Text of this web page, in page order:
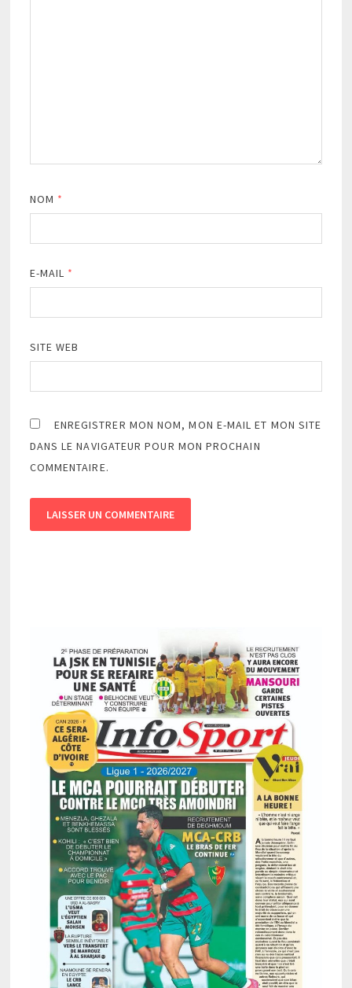
NOM *
E-MAIL *
SITE WEB
ENREGISTRER MON NOM, MON E-MAIL ET MON SITE
DANS LE NAVIGATEUR POUR MON PROCHAIN
COMMENTAIRE.